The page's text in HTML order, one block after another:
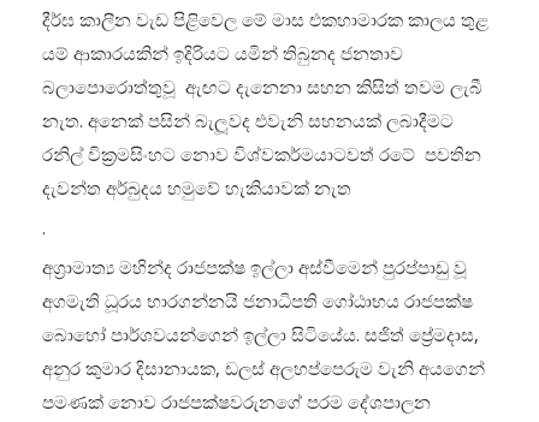
දීර්ඝ කාලීන වැඩ පිළිවෙල මේ මාස එකහාමාරක කාලය තුළ
යම් ආකාරයකින් ඉදිරියට යමින් තිබුනද ජනතාව
බලාපොරොත්තුවූ ඇඟට දැනෙනා සහන කිසිත් තවම ලැබී
නැත. අනෙක් පසින් බැලූවද එවැනි සහනයක් ලබාදීමට
රනිල් වික්‍රමසිංහට නොව විශ්වකර්ම‍යාටවත් රටේ පවතින
දැවන්ත අර්බුදය හමුවේ හැකියාවක් නැත
.
අග්‍රාමාත්‍ය මහින්ද රාජපක්ෂ ඉල්ලා අස්වීමෙන් පුරප්පාඩු වූ
අගමැති ධූරය භාරගන්නයි ජනාධිපති ගෝඨාභය රාජපක්ෂ
බොහෝ පාර්ශවයන්ගෙන් ඉල්ලා සිටියේය. සජිත් ප්‍රේමදාස,
අනුර කුමාර දිසානායක, ඩලස් අලහප්පෙරුම වැනි අයගෙන්
පමණක් නොව රාජපක්ෂවරුනගේ පරම දේශපාලන